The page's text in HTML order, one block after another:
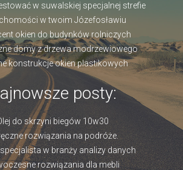
w suwalskiej specjalnej strefie
w twoim Józefosławiu
okien do budynków rolniczych
domy z drzewa modrzewiowego
konstrukcje okien plastikowych
posty:
do skrzyni biegów 10w30
rozwiązania na podróże.
w branży analizy danych
rozwiązania dla mebli